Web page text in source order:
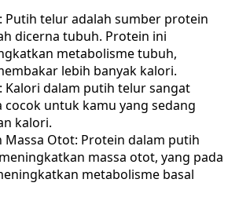
Putih telur adalah sumber protein
dicerna tubuh. Protein ini
metabolisme tubuh,
lebih banyak kalori.
Kalori dalam putih telur sangat
cocok untuk kamu yang sedang
kalori.
Massa Otot: Protein dalam putih
massa otot, yang pada
metabolisme basal